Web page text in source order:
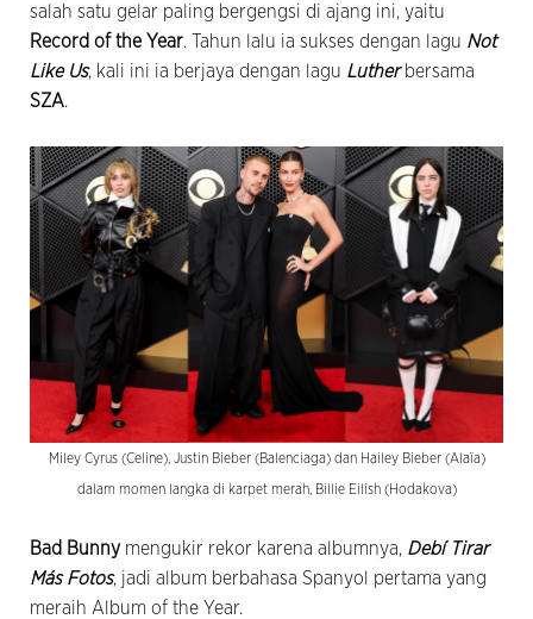
salah satu gelar paling bergengsi di ajang ini, yaitu
Record of the Year. Tahun lalu ia sukses dengan lagu Not
Like Us, kali ini ia berjaya dengan lagu Luther bersama
SZA.
Miley Cyrus (Celine), Justin Bieber (Balenciaga) dan Hailey Bieber (Alaïa)
dalam momen langka di karpet merah, Billie Eilish (Hodakova)
Bad Bunnymengukir rekor karena albumnya, Debí Tirar
Más Fotos, jadi album berbahasa Spanyol pertama yang
meraih Album of the Year.